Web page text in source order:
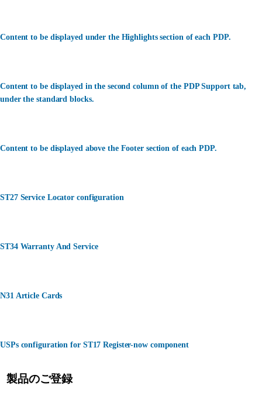
Content to be displayed under the Highlights section of each PDP.
Content to be displayed in the second column of the PDP Support tab,
under the standard blocks.
Content to be displayed above the Footer section of each PDP.
ST27 Service Locator configuration
ST34 Warranty And Service
N31 Article Cards
USPs configuration for ST17 Register-now component
製品のご登録